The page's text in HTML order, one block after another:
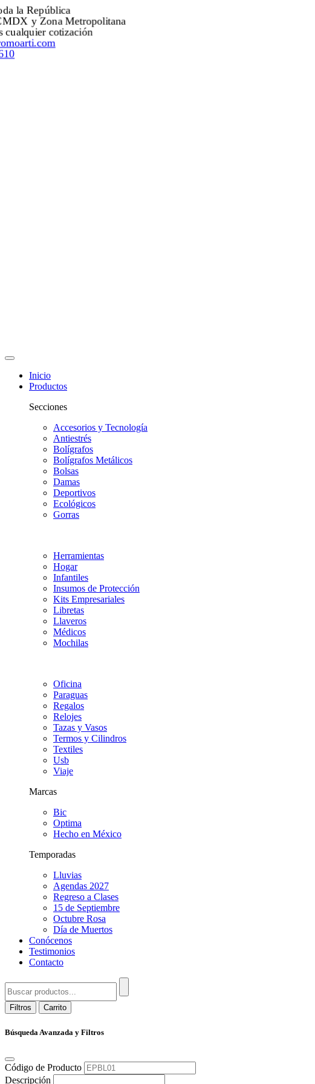
Envíos a toda la República
Envíos a CMDX y Zona Metropolitana
Mejoramos cualquier cotización
ventas@promoarti.com
55.5203.0610
Inicio
Productos
Secciones
Accesorios y Tecnología
Antiestrés
Bolígrafos
Bolígrafos Metálicos
Bolsas
Damas
Deportivos
Ecológicos
Gorras
Herramientas
Hogar
Infantiles
Insumos de Protección
Kits Empresariales
Libretas
Llaveros
Médicos
Mochilas
Oficina
Paraguas
Regalos
Relojes
Tazas y Vasos
Termos y Cilindros
Textiles
Usb
Viaje
Marcas
Bic
Optima
Hecho en México
Temporadas
Lluvias
Agendas 2027
Regreso a Clases
15 de Septiembre
Octubre Rosa
Día de Muertos
Conócenos
Testimonios
Contacto
Filtros Carrito
Búsqueda Avanzada y Filtros
Código de Producto
Descripción